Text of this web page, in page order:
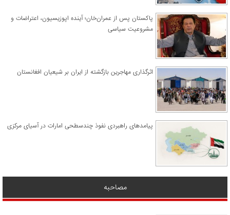
پاکستان پس از عمران‌خان؛ آینده اپوزیسیون، اعتراضات و
مشروعیت سیاسی
اثرگذاری مهاجرین بازگشته از ایران بر شیعیان افغانستان
پیامدهای راهبردی نفوذ چندسطحی امارات در آسیای مرکزی
مصاحبه